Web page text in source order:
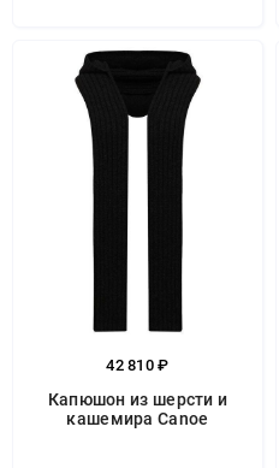
42 810 ₽
Капюшон из шерсти и
кашемира Canoe